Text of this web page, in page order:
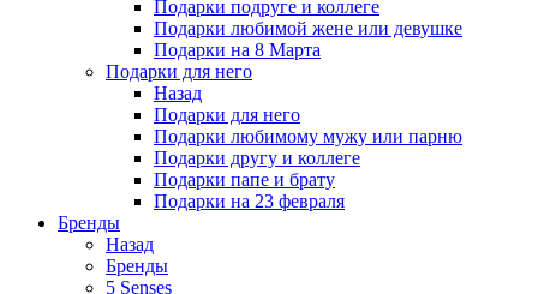
Подарки подруге и коллеге
Подарки любимой жене или девушке
Подарки на 8 Марта
Подарки для него
Назад
Подарки для него
Подарки любимому мужу или парню
Подарки другу и коллеге
Подарки папе и брату
Подарки на 23 февраля
Бренды
Назад
Бренды
5 Senses